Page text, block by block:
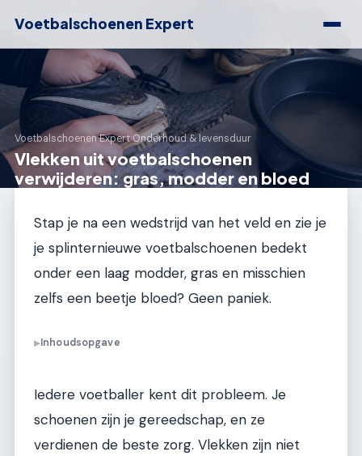
Voetbalschoenen Expert
Voetbalschoenen Expert›Onderhoud & levensduur
Vlekken uit voetbalschoenen
verwijderen: gras, modder en bloed
Stap je na een wedstrijd van het veld en zie je
je splinternieuwe voetbalschoenen bedekt
onder een laag modder, gras en misschien
zelfs een beetje bloed? Geen paniek.
▶Inhoudsopgave
Iedere voetballer kent dit probleem. Je
schoenen zijn je gereedschap, en ze
verdienen de beste zorg. Vlekken zijn niet